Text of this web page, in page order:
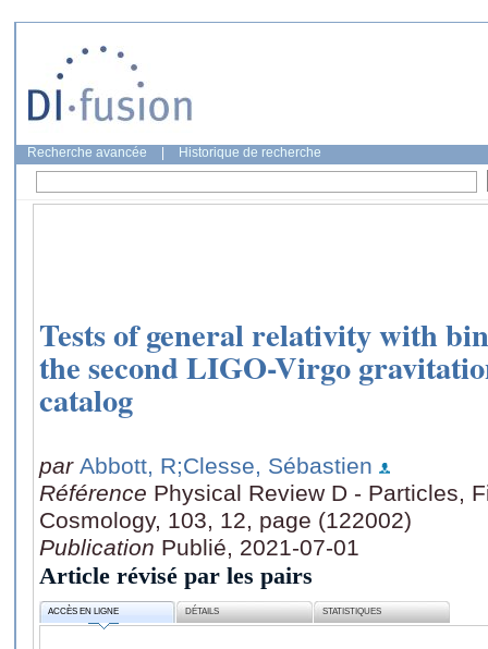
Recherche avancée Historique de recherche
Tests of general relativity with
the second LIGO-Virgo
catalog
par Abbott, R;Clesse, Sébastien
Référence Physical Review D - Particles,
Cosmology, 103, 12, page (122002)
Publication Publié, 2021-07-01
Article révisé par les pairs
ACCÈS EN LIGNE DÉTAILS STATISTIQUES